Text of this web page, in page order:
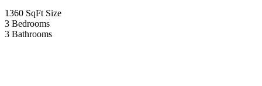
1360 SqFt Size
3 Bedrooms
3 Bathrooms